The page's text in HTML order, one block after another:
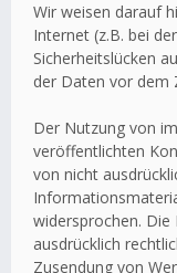
Wir weisen darauf
Internet (z.B. bei
Sicherheitslücken
der Daten vor dem
Der Nutzung von
veröffentlichten
von nicht
widersprochen. Die
ausdrücklich
Zusendung von